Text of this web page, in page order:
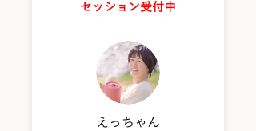
セッション受付中
えっちゃん